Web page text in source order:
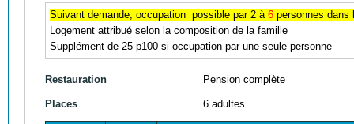
Suivant demande, occupation possible par 2 à 6 personnes dans
Logement attribué selon la composition de la famille
Supplément de 25 p100 si occupation par une seule personne
Restauration Pension complète
Places 6 adultes